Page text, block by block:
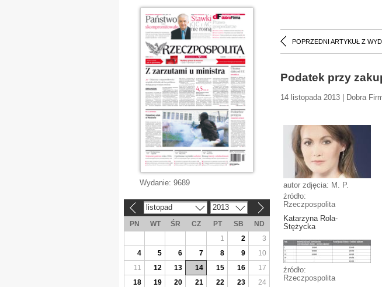
POPRZEDNI ARTYKUŁ Z
Podatek przy
14 listopada 2013 | Dobra
autor zdjęcia: M. P.
źródło:
Rzeczpospolita
Katarzyna Rola-
Stężycka
źródło:
Rzeczpospolita
Wydanie: 9689
listopad 2013
PN WT ŚR CZ PT SB
ND
1
2
3
4
5 6 7 8 9
10
11
12 13 14 15 16
17
18
19 20 21 22 23
24